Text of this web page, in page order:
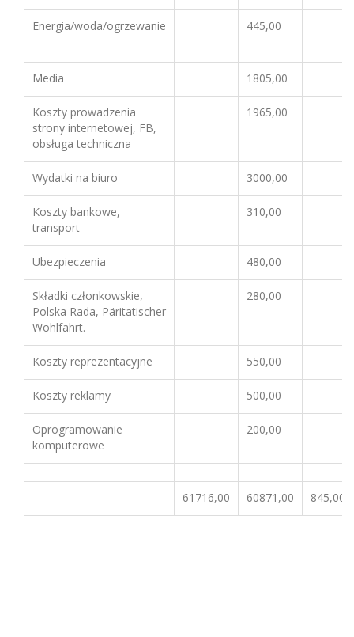
Energia/woda/ogrzewanie 445,00
Media 1805,00
Koszty prowadzenia
strony internetowej, FB,
obsługa techniczna
1965,00
Wydatki na biuro 3000,00
Koszty bankowe,
transport
310,00
Ubezpieczenia 480,00
Składki członkowskie,
Polska Rada, Päritatischer
Wohlfahrt.
280,00
Koszty reprezentacyjne 550,00
Koszty reklamy 500,00
Oprogramowanie
komputerowe
200,00
61716,00 60871,00 845,00